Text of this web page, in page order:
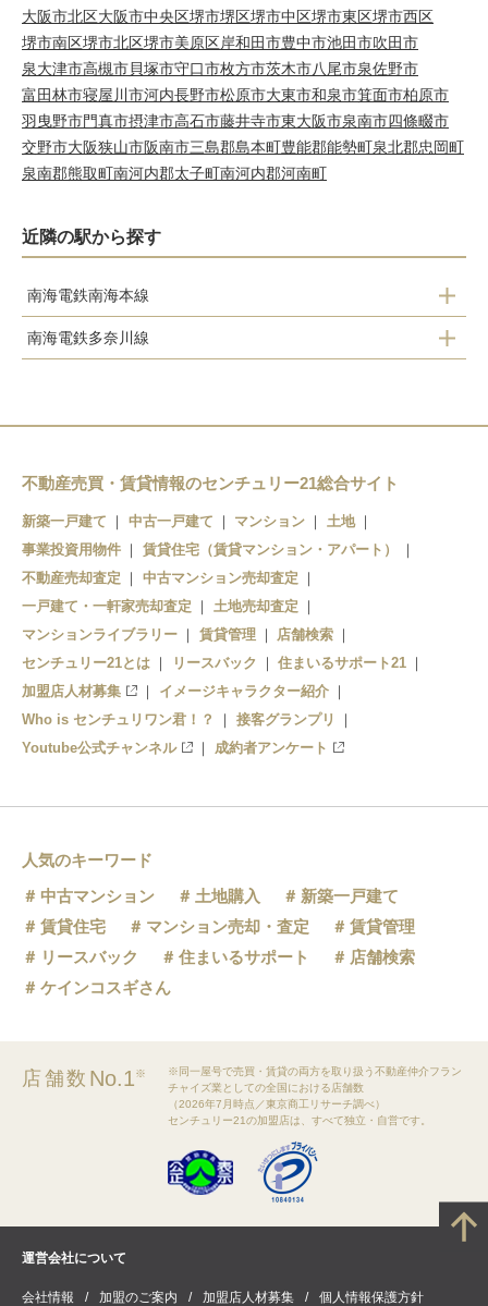
大阪市北区大阪市中央区堺市堺区堺市中区堺市東区堺市西区
堺市南区堺市北区堺市美原区岸和田市豊中市池田市吹田市
泉大津市高槻市貝塚市守口市枚方市茨木市八尾市泉佐野市
富田林市寝屋川市河内長野市松原市大東市和泉市箕面市柏原市
羽曳野市門真市摂津市高石市藤井寺市東大阪市泉南市四條畷市
交野市大阪狭山市阪南市三島郡島本町豊能郡能勢町泉北郡忠岡町
泉南郡熊取町南河内郡太子町南河内郡河南町
近隣の駅から探す
南海電鉄南海本線
淡輪駅
南海電鉄多奈川線
深日町駅
深日港駅
多奈川駅
不動産売買・賃貸情報のセンチュリー21総合サイト
新築一戸建て 中古一戸建て マンション
土地
事業投資用物件
賃貸住宅（賃貸マンション・アパート）
不動産売却査定
中古マンション売却査定
一戸建て・一軒家売却査定
土地売却査定
マンションライブラリー
賃貸管理
店舗検索
センチュリー21とは
リースバック
住まいるサポート21
加盟店人材募集
イメージキャラクター紹介
Who is センチュリワン君！？
接客グランプリ
Youtube公式チャンネル
成約者アンケート
人気のキーワード
中古マンション
土地購入
新築一戸建て
賃貸住宅
マンション売却・査定
賃貸管理
リースバック
住まいるサポート
店舗検索
ケインコスギさん
店舗数 No.1※
※同一屋号で売買・賃貸の両方を取り扱う不動産仲介フラン
チャイズ業としての全国における店舗数
（2026年7月時点／東京商工リサーチ調べ）
センチュリー21の加盟店は、すべて独立・自営です。
運営会社について
会社情報 加盟のご案内 加盟店人材募集 個人情報保護方針